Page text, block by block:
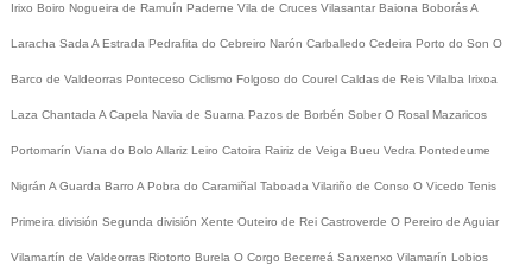
Irixo Boiro Nogueira de Ramuín Paderne Vila de Cruces Vilasantar Baiona BoborásA
Laracha Sada A Estrada Pedrafita do Cebreiro Narón Carballedo Cedeira Porto do Son O
Barco de Valdeorras Ponteceso Ciclismo Folgoso do Courel Caldas de Reis Vilalba Irixoa
Laza Chantada A Capela Navia de Suarna Pazos de Borbén Sober O Rosal Mazaricos
Portomarín Viana do Bolo Allariz Leiro Catoira Rairiz de Veiga Bueu Vedra Pontedeume
Nigrán A Guarda Barro A Pobra do Caramiñal Taboada Vilariño de Conso O Vicedo Tenis
Primeira división Segunda división Xente Outeiro de Rei Castroverde O Pereiro de Aguiar
Vilamartín de Valdeorras Riotorto Burela O Corgo Becerreá Sanxenxo Vilamarín Lobios